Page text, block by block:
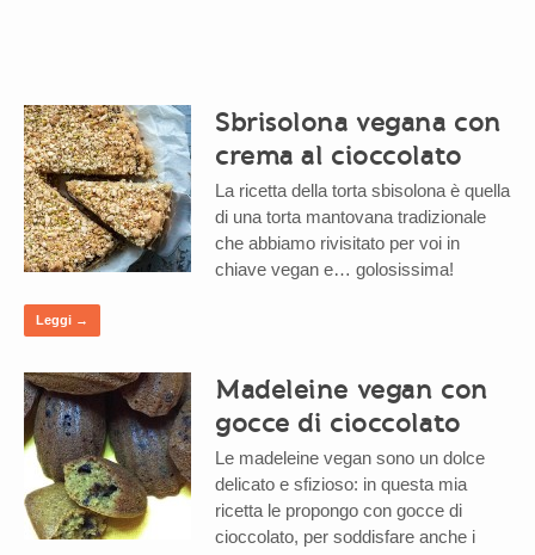
Sbrisolona vegana con
crema al cioccolato
La ricetta della torta sbisolona è quella
di una torta mantovana tradizionale
che abbiamo rivisitato per voi in
chiave vegan e… golosissima!
Leggi →
Madeleine vegan con
gocce di cioccolato
Le madeleine vegan sono un dolce
delicato e sfizioso: in questa mia
ricetta le propongo con gocce di
cioccolato, per soddisfare anche i